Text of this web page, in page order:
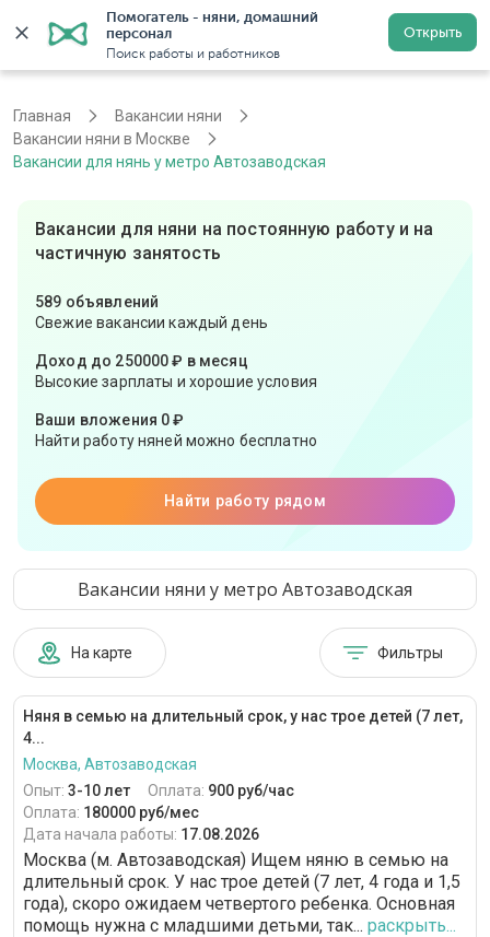
Помогатель - няни, домашний
персонал
Поиск работы и работников
Открыть
Регистрация
Главная
Вакансии няни
Вакансии няни в Москве
Вакансии для нянь у метро Автозаводская
Вакансии для няни на постоянную работу и на
частичную занятость
589 объявлений
Свежие вакансии каждый день
Доход до 250000 ₽ в месяц
Высокие зарплаты и хорошие условия
Ваши вложения 0 ₽
Найти работу няней можно бесплатно
Найти работу рядом
Вакансии няни у метро Автозаводская
На карте Фильтры
Няня в семью на длительный срок, у нас трое детей (7 лет,
4...
Москва, Автозаводская
Опыт: 3-10 лет Оплата: 900 руб/час
Оплата: 180000 руб/мес
Дата начала работы: 17.08.2026
Москва (м. Автозаводская) Ищем няню в семью на
длительный срок. У нас трое детей (7 лет, 4 года и 1,5
года), скоро ожидаем четвертого ребенка. Основная
помощь нужна с младшими детьми, так... раскрыть...